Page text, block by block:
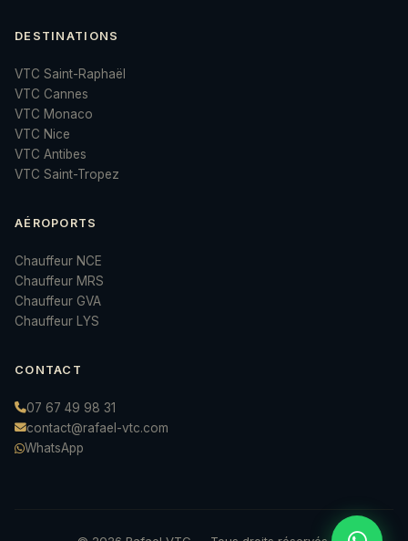
DESTINATIONS
VTC Saint-Raphaël
VTC Cannes
VTC Monaco
VTC Nice
VTC Antibes
VTC Saint-Tropez
AÉROPORTS
Chauffeur NCE
Chauffeur MRS
Chauffeur GVA
Chauffeur LYS
CONTACT
07 67 49 98 31
contact@rafael-vtc.com
WhatsApp